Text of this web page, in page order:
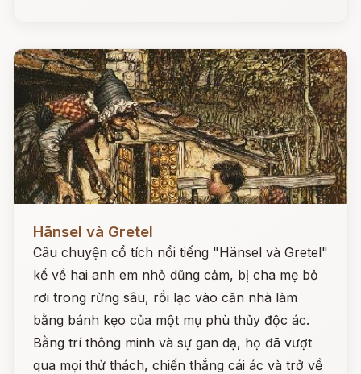
Hãnsel và Gretel
Câu chuyện cổ tích nổi tiếng "Hänsel và Gretel"
kể về hai anh em nhỏ dũng cảm, bị cha mẹ bỏ
rơi trong rừng sâu, rồi lạc vào căn nhà làm
bằng bánh kẹo của một mụ phù thủy độc ác.
Bằng trí thông minh và sự gan dạ, họ đã vượt
qua mọi thử thách, chiến thắng cái ác và trở về